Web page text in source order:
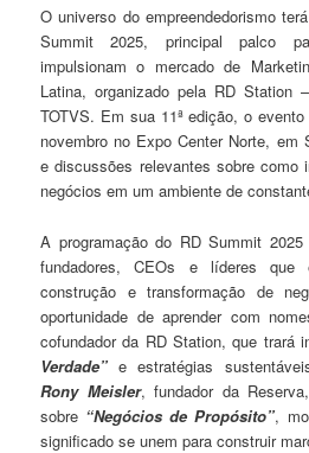
O universo do empreendedorismo
Summit 2025, principal palco
impulsionam o mercado de
Latina, organizado pela RD Station
TOTVS. Em sua 11ª edição, o
novembro no Expo Center Norte, em
e discussões relevantes sobre como
negócios em um ambiente de
A programação do RD Summit
fundadores, CEOs e líderes que
construção e transformação de
oportunidade de aprender com
cofundador da RD Station, que trará
Verdade” e estratégias
Rony Meisler, fundador da
sobre “Negócios de Propósito”,
significado se unem para construir